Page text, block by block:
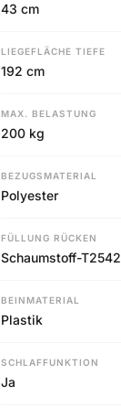
43 cm
LIEGEFLÄCHE TIEFE
192 cm
MAX. BELASTUNG
200 kg
BEZUGSMATERIAL
Polyester
FÜLLUNG RÜCKEN
Schaumstoff-T2542
BEINMATERIAL
Plastik
SCHLAFFUNKTION
Ja